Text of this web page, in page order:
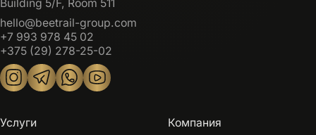
Building 5/F, Room 511
hello@beetrail-group.com
+7 993 978 45 02
+375 (29) 278-25-02
Услуги
Компания